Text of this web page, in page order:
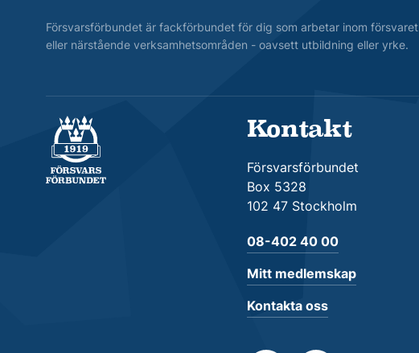
Försvarsförbundet är fackförbundet för dig som arbetar inom försvaret
eller närstående verksamhetsområden - oavsett utbildning eller yrke.
Försvarsförbundet Kontakt
Försvarsförbundet
Box 5328
102 47 Stockholm
08-402 40 00
Mitt medlemskap
Kontakta oss